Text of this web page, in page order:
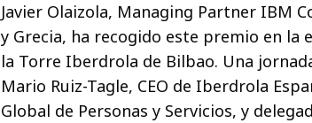
Javier Olaizola, Managing Partner IBM
y Grecia, ha recogido este premio en la
la Torre Iberdrola de Bilbao. Una
Mario Ruiz-Tagle, CEO de Iberdrola
Global de Personas y Servicios, y